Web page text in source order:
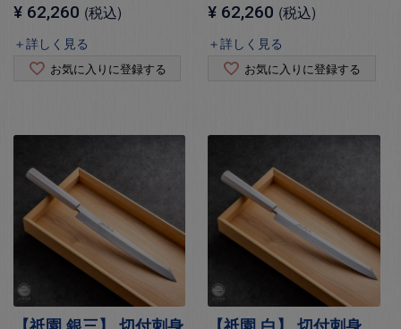
¥ 62,260 税込
＋詳しく見る
お気に入りに登録する
¥ 62,260 税込
＋詳しく見る
お気に入りに登録する